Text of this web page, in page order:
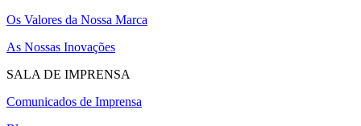
Os Valores da Nossa Marca
As Nossas Inovações
SALA DE IMPRENSA
Comunicados de Imprensa